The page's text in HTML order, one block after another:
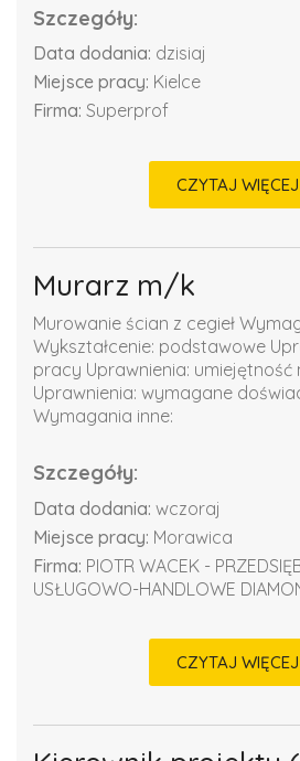
Szczegóły:
Data dodania: dzisiaj
Miejsce pracy: Kielce
Firma: Superprof
CZYTAJ WIĘCEJ
Murarz m/k
Murowanie ścian z cegieł
Wykształcenie: podstawowe
pracy Uprawnienia: umiejętność
Uprawnienia: wymagane
Wymagania inne:
Szczegóły:
Data dodania: wczoraj
Miejsce pracy: Morawica
Firma: PIOTR WACEK -
USŁUGOWO-HANDLOWE
CZYTAJ WIĘCEJ